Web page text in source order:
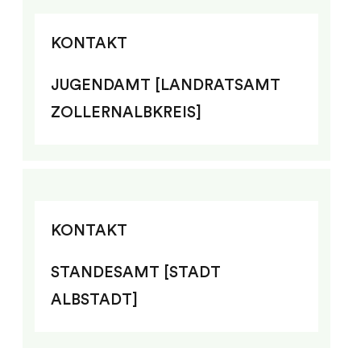
KONTAKT
JUGENDAMT [LANDRATSAMT
ZOLLERNALBKREIS]
KONTAKT
STANDESAMT [STADT
ALBSTADT]